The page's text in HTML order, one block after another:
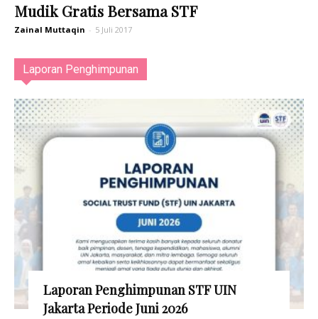
Mudik Gratis Bersama STF
Zainal Muttaqin - 5 Juli 2017
Laporan Penghimpunan
Laporan Penghimpunan STF UIN
Jakarta Periode Juni 2026